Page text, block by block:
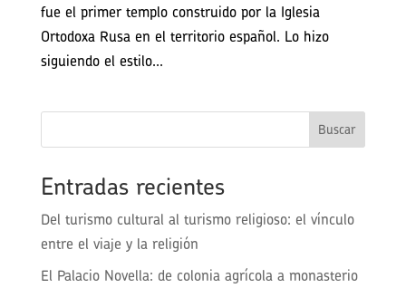
fue el primer templo construido por la Iglesia
Ortodoxa Rusa en el territorio español. Lo hizo
siguiendo el estilo...
Buscar
Entradas recientes
Del turismo cultural al turismo religioso: el vínculo
entre el viaje y la religión
El Palacio Novella: de colonia agrícola a monasterio